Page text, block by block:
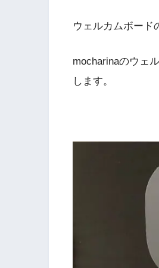
ウェルカムボード
mocharinaのウェ
します。